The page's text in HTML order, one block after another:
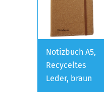
Notizbuch A5,
Recyceltes
Leder, braun